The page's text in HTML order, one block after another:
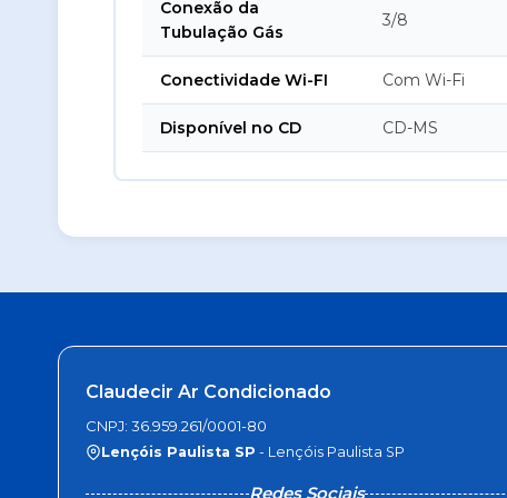
Conexão da
Tubulação Gás
3/8
Conectividade Wi-FI Com Wi-Fi
Disponível no CD CD-MS
Claudecir Ar Condicionado
CNPJ: 36.959.261/0001-80
Lençóis Paulista SP - Lençóis Paulista SP
Redes Sociais